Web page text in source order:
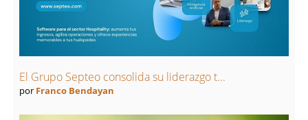
El Grupo Septeo consolida su liderazgo t...
por Franco Bendayan